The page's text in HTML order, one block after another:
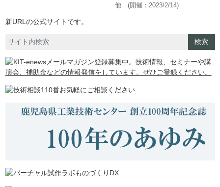
他 (開催：2023/2/14)
新URLの公式サイトです。
検索